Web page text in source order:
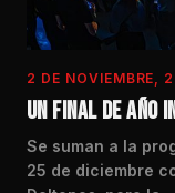
2 DE NOVIEMBRE,
UN FINAL DE AÑO
Se suman a la
25 de diciembre